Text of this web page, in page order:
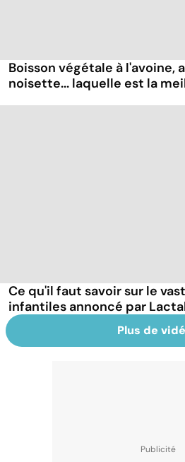
Boisson végétale à l'avoine,
noisette... laquelle est la
Ce qu'il faut savoir sur le
infantiles annoncé par
Plus de